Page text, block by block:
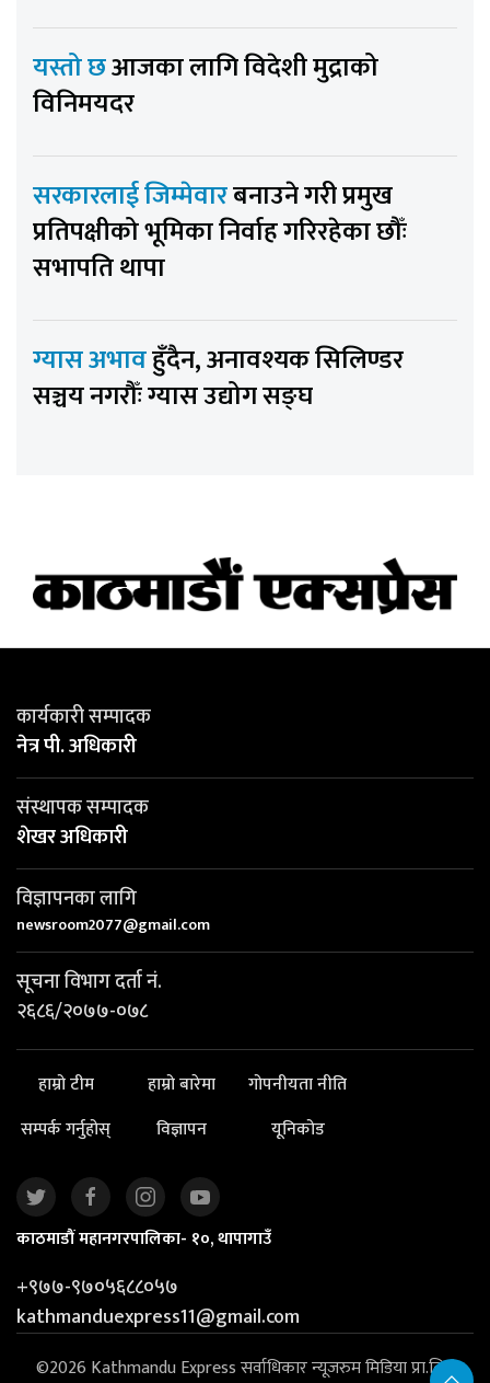
यस्तो छआजका लागि विदेशी मुद्राको
विनिमयदर
सरकारलाई जिम्मेवारबनाउने गरी प्रमुख
प्रतिपक्षीको भूमिका निर्वाह गरिरहेका छौँः
सभापति थापा
ग्यास अभावहुँदैन, अनावश्यक सिलिण्डर
सञ्चय नगरौँः ग्यास उद्योग सङ्घ
कार्यकारी सम्पादक
नेत्र पी. अधिकारी
संस्थापक सम्पादक
शेखर अधिकारी
विज्ञापनका लागि
newsroom2077@gmail.com
सूचना विभाग दर्ता नं.
२६८६/२०७७-०७८
हाम्रो टीम हाम्रो बारेमा
गोपनीयता नीति
सम्पर्क गर्नुहोस्
विज्ञापन यूनिकोड
काठमाडौं महानगरपालिका- १०, थापागाउँ
+९७७-९७०५६८८०५७
kathmanduexpress11@gmail.com
©2026 Kathmandu Express सर्वाधिकार न्यूजरुम मिडिया प्रा.लि. |